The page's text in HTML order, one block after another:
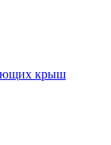
крыш